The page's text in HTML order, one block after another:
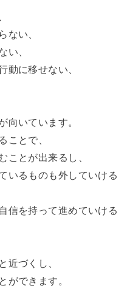
ない、
い、
動に移せない、
向いています。
ことで、
ことが出来るし、
いるものも外していける
信を持って進めていける
近づくし、
ができます。